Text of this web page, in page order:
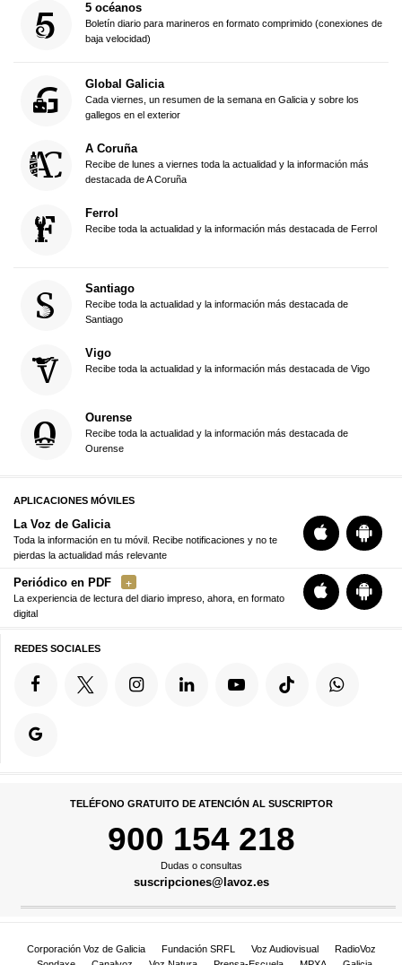
5 océanos
Boletín diario para marineros en formato comprimido (conexiones de
baja velocidad)
Global Galicia
Cada viernes, un resumen de la semana en Galicia y sobre los
gallegos en el exterior
A Coruña
Recibe de lunes a viernes toda la actualidad y la información más
destacada de A Coruña
Ferrol
Recibe toda la actualidad y la información más destacada de Ferrol
Santiago
Recibe toda la actualidad y la información más destacada de
Santiago
Vigo
Recibe toda la actualidad y la información más destacada de Vigo
Ourense
Recibe toda la actualidad y la información más destacada de
Ourense
APLICACIONES MÓVILES
La Voz de Galicia
Toda la información en tu móvil. Recibe notificaciones y no te
pierdas la actualidad más relevante
Periódico en PDF
La experiencia de lectura del diario impreso, ahora, en formato
digital
REDES SOCIALES
TELÉFONO GRATUITO DE ATENCIÓN AL SUSCRIPTOR
900 154 218
Dudas o consultas
suscripciones@lavoz.es
Corporación Voz de Galicia Fundación SRFL Voz Audiovisual
RadioVoz